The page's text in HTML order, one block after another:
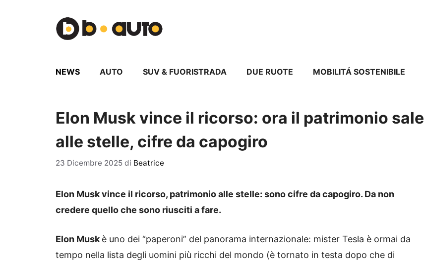
NEWS AUTO SUV & FUORISTRADA DUE RUOTE MOBILITÁ SOSTENIBILE
Elon Musk vince il ricorso: ora il patrimonio sale
alle stelle, cifre da capogiro
23 Dicembre 2025 di Beatrice
Elon Musk vince il ricorso, patrimonio alle stelle: sono cifre da capogiro. Da non
credere quello che sono riusciti a fare.
Elon Musk è uno dei “paperoni” del panorama internazionale: mister Tesla è ormai da
tempo nella lista degli uomini più ricchi del mondo (è tornato in testa dopo che di